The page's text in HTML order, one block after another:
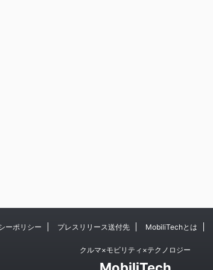
ーポリシー プレスリリース送付先 MobiliTechとは
クルマ×モビリティ×テクノロジー